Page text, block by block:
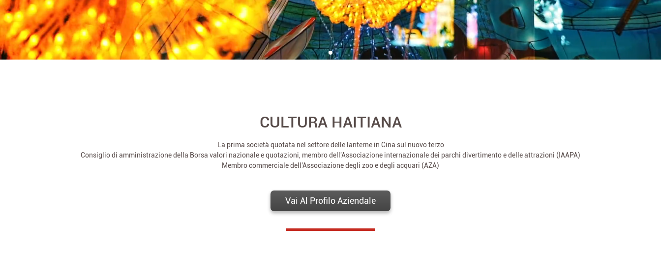
CULTURA HAITIANA
La prima società quotata nel settore delle lanterne in Cina sul nuovo terzo
Consiglio di amministrazione della Borsa valori nazionale e quotazioni, membro dell'Associazione internazionale dei parchi divertimento e delle attrazioni (IAAPA)
Membro commerciale dell'Associazione degli zoo e degli acquari (AZA)
Vai Al Profilo Aziendale